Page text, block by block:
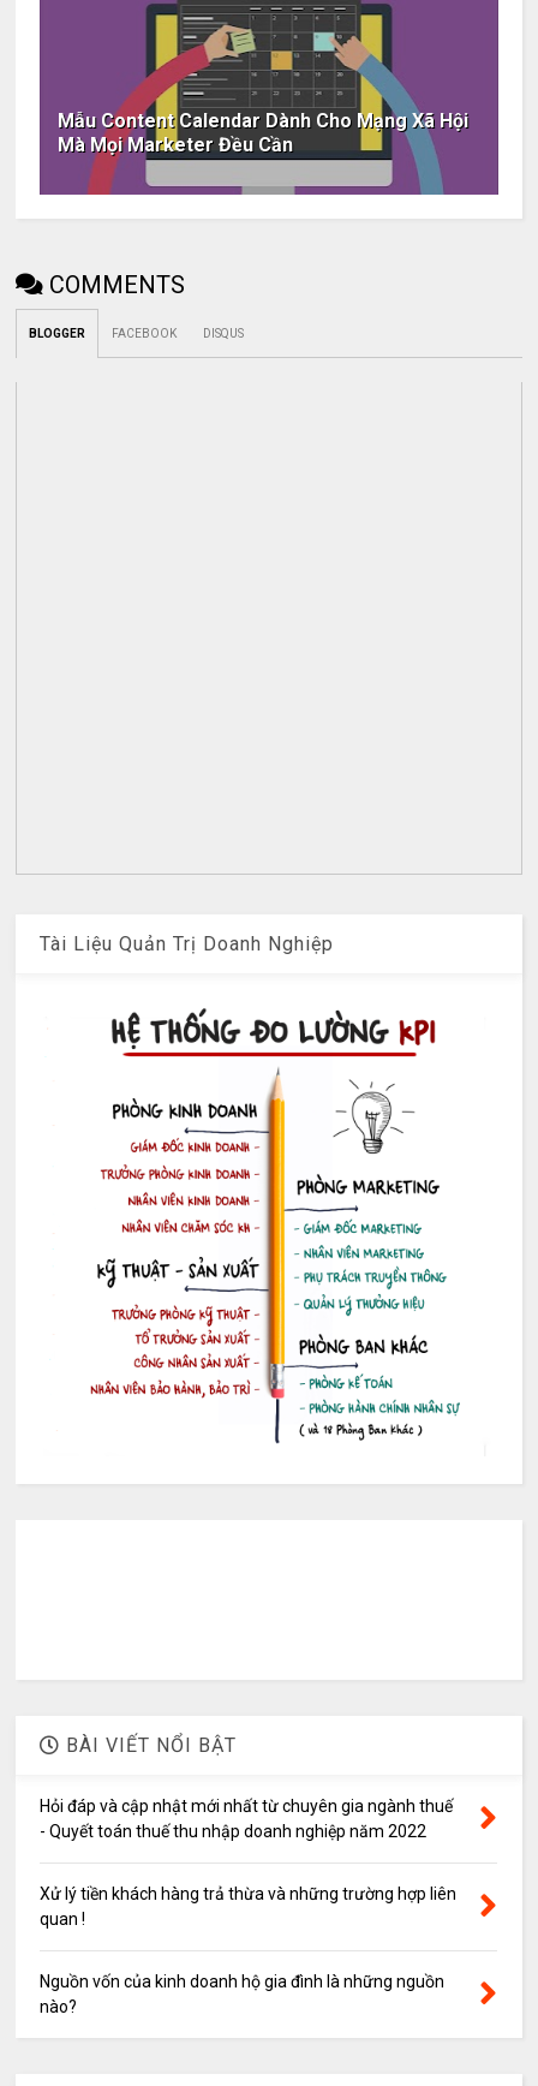
Mẫu Content Calendar Dành Cho Mạng Xã Hội
Mà Mọi Marketer Đều Cần
COMMENTS
BLOGGER FACEBOOK DISQUS
Tài Liệu Quản Trị Doanh Nghiệp
BÀI VIẾT NỔI BẬT
Hỏi đáp và cập nhật mới nhất từ chuyên gia ngành thuế
- Quyết toán thuế thu nhập doanh nghiệp năm 2022
Xử lý tiền khách hàng trả thừa và những trường hợp liên
quan !
Nguồn vốn của kinh doanh hộ gia đình là những nguồn
nào?